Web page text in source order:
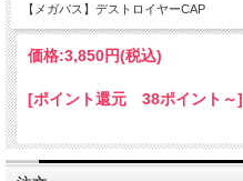
【メガバス】デストロイヤーCAP
価格:3,850円(税込)
[ポイント還元 38ポイント～]